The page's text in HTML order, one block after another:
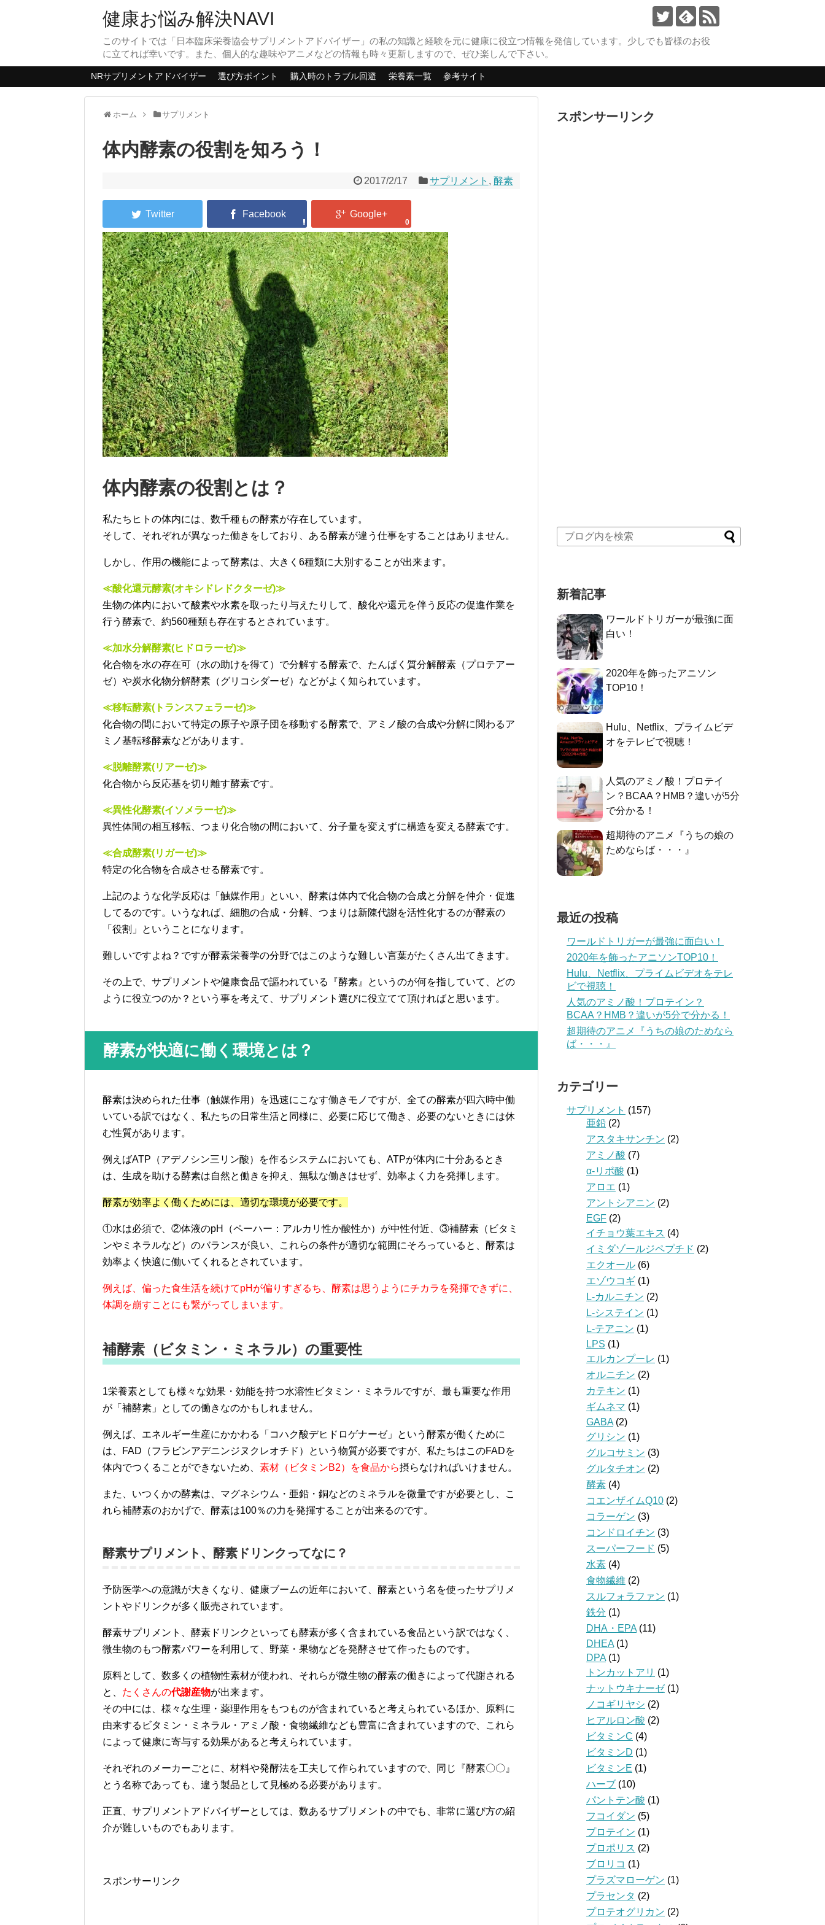
健康お悩み解決NAVI
このサイトでは「日本臨床栄養協会サプリメントアドバイザー」の私の知識と経験を元に健康に役立つ情報を発信しています。少しでも皆様のお役
に立てれば幸いです。また、個人的な趣味やアニメなどの情報も時々更新しますので、ぜひ楽しんで下さい。
NRサプリメントアドバイザー 選び方ポイント 購入時のトラブル回避 栄養素一覧 参考サイト
ホーム サプリメント
体内酵素の役割を知ろう！
2017/2/17 サプリメント , 酵素
0
体内酵素の役割とは？
私たちヒトの体内には、数千種もの酵素が存在しています。
そして、それぞれが異なった働きをしており、ある酵素が違う仕事をすることはありません。
しかし、作用の機能によって酵素は、大きく6種類に大別することが出来ます。
≪酸化還元酵素(オキシドレドクターゼ)≫
生物の体内において酸素や水素を取ったり与えたりして、酸化や還元を伴う反応の促進作業を
行う酵素で、約560種類も存在するとされています。
≪加水分解酵素(ヒドロラーゼ)≫
化合物を水の存在可（水の助けを得て）で分解する酵素で、たんぱく質分解酵素（プロテアー
ゼ）や炭水化物分解酵素（グリコシダーゼ）などがよく知られています。
≪移転酵素(トランスフェラーゼ)≫
化合物の間において特定の原子や原子団を移動する酵素で、アミノ酸の合成や分解に関わるア
ミノ基転移酵素などがあります。
≪脱離酵素(リアーゼ)≫
化合物から反応基を切り離す酵素です。
≪異性化酵素(イソメラーゼ)≫
異性体間の相互移転、つまり化合物の間において、分子量を変えずに構造を変える酵素です。
≪合成酵素(リガーゼ)≫
特定の化合物を合成させる酵素です。
上記のような化学反応は「触媒作用」といい、酵素は体内で化合物の合成と分解を仲介・促進
してるのです。いうなれば、細胞の合成・分解、つまりは新陳代謝を活性化するのが酵素の
「役割」ということになります。
難しいですよね？ですが酵素栄養学の分野ではこのような難しい言葉がたくさん出てきます。
その上で、サプリメントや健康食品で謳われている『酵素』というのが何を指していて、どの
ように役立つのか？という事を考えて、サプリメント選びに役立てて頂ければと思います。
酵素が快適に働く環境とは？
酵素は決められた仕事（触媒作用）を迅速にこなす働きモノですが、全ての酵素が四六時中働
いている訳ではなく、私たちの日常生活と同様に、必要に応じて働き、必要のないときには休
む性質があります。
例えばATP（アデノシン三リン酸）を作るシステムにおいても、ATPが体内に十分あるとき
は、生成を助ける酵素は自然と働きを抑え、無駄な働きはせず、効率よく力を発揮します。
酵素が効率よく働くためには、適切な環境が必要です。
①水は必須で、②体液のpH（ペーハー：アルカリ性か酸性か）が中性付近、③補酵素（ビタミ
ンやミネラルなど）のバランスが良い、これらの条件が適切な範囲にそろっていると、酵素は
効率よく快適に働いてくれるとされています。
例えば、偏った食生活を続けてpHが偏りすぎるち、酵素は思うようにチカラを発揮できずに、
体調を崩すことにも繋がってしまいます。
補酵素（ビタミン・ミネラル）の重要性
1栄養素としても様々な効果・効能を持つ水溶性ビタミン・ミネラルですが、最も重要な作用
が「補酵素」としての働きなのかもしれません。
例えば、エネルギー生産にかかわる「コハク酸デヒドロゲナーゼ」という酵素が働くために
は、FAD（フラビンアデニンジヌクレオチド）という物質が必要ですが、私たちはこのFADを
体内でつくることができないため、 素材（ビタミンB2）を食品から摂らなければいけません。
また、いつくかの酵素は、マグネシウム・亜鉛・銅などのミネラルを微量ですが必要とし、こ
れら補酵素のおかげで、酵素は100％の力を発揮することが出来るのです。
酵素サプリメント、酵素ドリンクってなに？
予防医学への意識が大きくなり、健康ブームの近年において、酵素という名を使ったサプリメ
ントやドリンクが多く販売されています。
酵素サプリメント、酵素ドリンクといっても酵素が多く含まれている食品という訳ではなく、
微生物のもつ酵素パワーを利用して、野菜・果物などを発酵させて作ったものです。
原料として、数多くの植物性素材が使われ、それらが微生物の酵素の働きによって代謝される
と、 たくさんの代謝産物が出来ます。
その中には、様々な生理・薬理作用をもつものが含まれていると考えられているほか、原料に
由来するビタミン・ミネラル・アミノ酸・食物繊維なども豊富に含まれていますので、これら
によって健康に寄与する効果があると考えられています。
それぞれのメーカーごとに、材料や発酵法を工夫して作られていますので、同じ『酵素〇〇』
とう名称であっても、違う製品として見極める必要があります。
正直、サプリメントアドバイザーとしては、数あるサプリメントの中でも、非常に選び方の紹
介が難しいものでもあります。
スポンサーリンク
スポンサーリンク
新着記事
ワールドトリガーが最強に面
白い！
2020年を飾ったアニソン
TOP10！
Hulu、Netflix、プライムビデ
オをテレビで視聴！
人気のアミノ酸！プロテイ
ン？BCAA？HMB？違いが5分
で分かる！
超期待のアニメ『うちの娘の
ためならば・・・』
最近の投稿
ワールドトリガーが最強に面白い！
2020年を飾ったアニソンTOP10！
Hulu、Netflix、プライムビデオをテレ
ビで視聴！
人気のアミノ酸！プロテイン？
BCAA？HMB？違いが5分で分かる！
超期待のアニメ『うちの娘のためなら
ば・・・』
カテゴリー
サプリメント (157)
亜鉛 (2)
アスタキサンチン (2)
アミノ酸 (7)
α-リポ酸 (1)
アロエ (1)
アントシアニン (2)
EGF (2)
イチョウ葉エキス (4)
イミダゾールジペプチド (2)
エクオール (6)
エゾウコギ (1)
L-カルニチン (2)
L-システイン (1)
L-テアニン (1)
LPS (1)
エルカンプーレ (1)
オルニチン (2)
カテキン (1)
ギムネマ (1)
GABA (2)
グリシン (1)
グルコサミン (3)
グルタチオン (2)
酵素 (4)
コエンザイムQ10 (2)
コラーゲン (3)
コンドロイチン (3)
スーパーフード (5)
水素 (4)
食物繊維 (2)
スルフォラファン (1)
鉄分 (1)
DHA・EPA (11)
DHEA (1)
DPA (1)
トンカットアリ (1)
ナットウキナーゼ(1)
ノコギリヤシ (2)
ヒアルロン酸 (2)
ビタミンC (4)
ビタミンD (1)
ビタミンE (1)
ハーブ (10)
パントテン酸 (1)
フコイダン (5)
プロテイン (1)
プロポリス (2)
ブロリコ (1)
プラズマローゲン (1)
プラセンタ (2)
プロテオグリカン (2)